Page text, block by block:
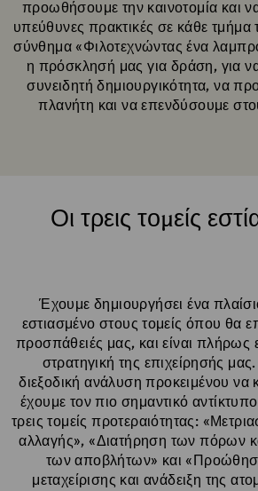
προωθήσουμε την καινοτομία και
υπεύθυνες πρακτικές σε κάθε τμήμα
σύνθημα «Φιλοτεχνώντας ένα
η πρόσκλησή μας για δράση, για
συνειδητή δημιουργικότητα, να
πλανήτη και να επενδύσουμε
Οι τρεις τομείς
Έχουμε δημιουργήσει ένα
εστιασμένο στους τομείς όπου θα
προσπάθειές μας, και είναι
στρατηγική της επιχείρησής
διεξοδική ανάλυση προκειμένου
έχουμε τον πιο σημαντικό
τρεις τομείς προτεραιότητας:
αλλαγής», «Διατήρηση των πόρων
των αποβλήτων» και
μεταχείρισης και ανάδειξη της